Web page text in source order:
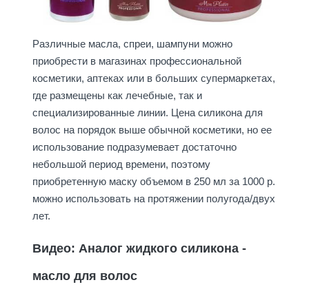
Различные масла, спреи, шампуни можно
приобрести в магазинах профессиональной
косметики, аптеках или в больших супермаркетах,
где размещены как лечебные, так и
специализированные линии. Цена силикона для
волос на порядок выше обычной косметики, но ее
использование подразумевает достаточно
небольшой период времени, поэтому
приобретенную маску объемом в 250 мл за 1000 р.
можно использовать на протяжении полугода/двух
лет.
Видео: Аналог жидкого силикона -
масло для волос